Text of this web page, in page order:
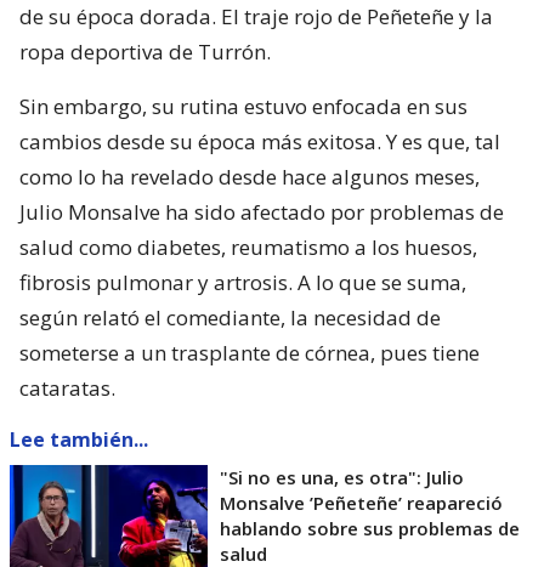
de su época dorada. El traje rojo de Peñeteñe y la
ropa deportiva de Turrón.
Sin embargo, su rutina estuvo enfocada en sus
cambios desde su época más exitosa. Y es que, tal
como lo ha revelado desde hace algunos meses,
Julio Monsalve ha sido afectado por problemas de
salud como diabetes, reumatismo a los huesos,
fibrosis pulmonar y artrosis. A lo que se suma,
según relató el comediante, la necesidad de
someterse a un trasplante de córnea, pues tiene
cataratas.
Lee también...
"Si no es una, es otra": Julio
Monsalve ’Peñeteñe’ reapareció
hablando sobre sus problemas de
salud